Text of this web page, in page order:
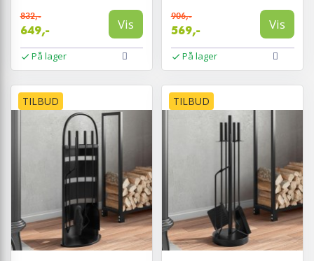
832,-
649,- Vis
På lager
906,-
569,- Vis
På lager
TILBUD TILBUD